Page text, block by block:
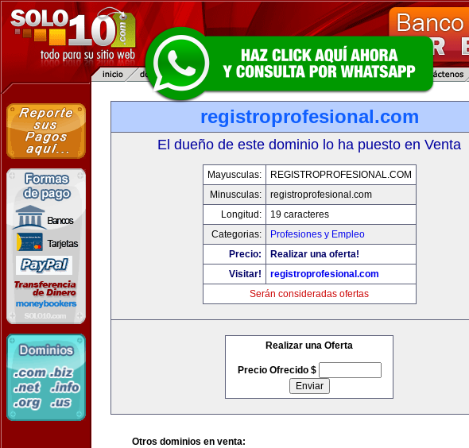
registroprofesional.com
El dueño de este dominio lo ha puesto en Venta
Mayusculas:
REGISTROPROFESIONAL.COM
Minusculas:
registroprofesional.com
Longitud:
19 caracteres
Categorias:
Profesiones y Empleo
Precio:
Realizar una oferta!
Visitar!
registroprofesional.com
Serán consideradas ofertas
Realizar una Oferta
Precio Ofrecido $
Otros dominios en venta: